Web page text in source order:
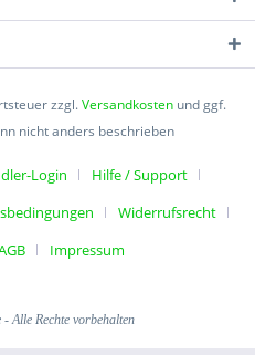
zzgl.Versandkosten und ggf.
nicht anders beschrieben
Login
Hilfe / Support
Widerrufsrecht
Impressum
Alle Rechte vorbehalten